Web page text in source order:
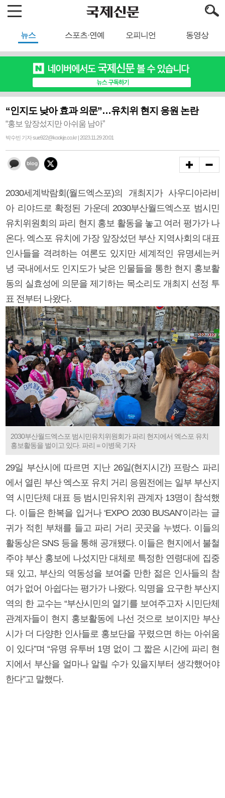
뉴스 스포츠·연예 오피니언 동영상
“인지도 낮아 효과 의문”…유치위 현지 응원 논란
“홍보 앞장섰지만 아쉬움 남아”
박수빈 기자 sue922@kookje.co.kr | 2023.11.29 20:01
2030세계박람회(월드엑스포)의 개최지가 사우디아라비
아 리야드로 확정된 가운데 2030부산월드엑스포 범시민
유치위원회의 파리 현지 홍보 활동을 놓고 여러 평가가 나
온다. 엑스포 유치에 가장 앞장섰던 부산 지역사회의 대표
인사들을 격려하는 여론도 있지만 세계적인 유명세는커
녕 국내에서도 인지도가 낮은 인물들을 통한 현지 홍보활
동의 실효성에 의문을 제기하는 목소리도 개최지 선정 투
표 전부터 나왔다.
2030부산월드엑스포 범시민유치위원회가 파리 현지에서 엑스포 유치
홍보활동을 벌이고 있다. 파리 = 이병욱 기자
29일 부산시에 따르면 지난 26일(현지시간) 프랑스 파리
에서 열린 부산 엑스포 유치 거리 응원전에는 일부 부산지
역 시민단체 대표 등 범시민유치위 관계자 13명이 참석했
다. 이들은 한복을 입거나 ‘EXPO 2030 BUSAN’이라는 글
귀가 적힌 부채를 들고 파리 거리 곳곳을 누볐다. 이들의
활동상은 SNS 등을 통해 공개됐다. 이들은 현지에서 불철
주야 부산 홍보에 나섰지만 대체로 특정한 연령대에 집중
돼 있고, 부산의 역동성을 보여줄 만한 젊은 인사들의 참
여가 없어 아쉽다는 평가가 나왔다. 익명을 요구한 부산지
역의 한 교수는 “부산시민의 열기를 보여주고자 시민단체
관계자들이 현지 홍보활동에 나선 것으로 보이지만 부산
시가 더 다양한 인사들로 홍보단을 꾸렸으면 하는 아쉬움
이 있다”며 “유명 유투버 1명 없이 그 짧은 시간에 파리 현
지에서 부산을 얼마나 알릴 수가 있을지부터 생각했어야
한다”고 말했다.